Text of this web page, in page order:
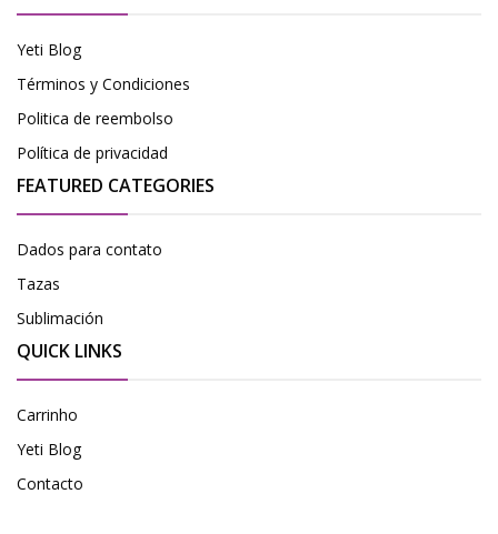
Yeti Blog
Términos y Condiciones
Politica de reembolso
Política de privacidad
FEATURED CATEGORIES
Dados para contato
Tazas
Sublimación
QUICK LINKS
Carrinho
Yeti Blog
Contacto